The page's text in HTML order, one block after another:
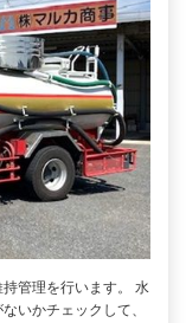
管理を行います。 水
いかチェックして、